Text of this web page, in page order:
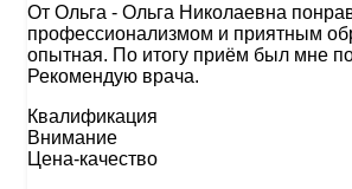
От Ольга - Ольга Николаевна
профессионализмом и приятным
опытная. По итогу приём был мне
Рекомендую врача.
Квалификация
Внимание
Цена-качество